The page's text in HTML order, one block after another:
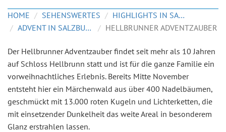
HOME SEHENSWERTES
HIGHLIGHTS IN SALZBURG
ADVENT IN SALZBURG
HELLBRUNNER ADVENTZAUBER
Der Hellbrunner Adventzauber findet seit mehr als 10 Jahren
auf Schloss Hellbrunn statt und ist für die ganze Familie ein
vorweihnachtliches Erlebnis. Bereits Mitte November
entsteht hier ein Märchenwald aus über 400 Nadelbäumen,
geschmückt mit 13.000 roten Kugeln und Lichterketten, die
mit einsetzender Dunkelheit das weite Areal in besonderem
Glanz erstrahlen lassen.